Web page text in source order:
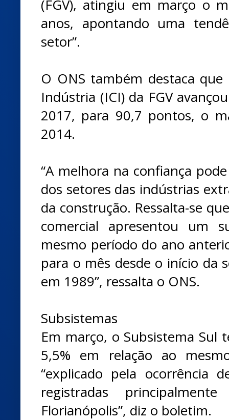
(FGV), atingiu em março o
anos, apontando uma
setor”.
O ONS também destaca
Indústria (ICI) da FGV
2017, para 90,7 pontos, o
2014.
“A melhora na confiança
dos setores das indústrias
da construção. Ressalta-se
comercial apresentou um
mesmo período do ano
para o mês desde o início da
em 1989”, ressalta o ONS.
Subsistemas
Em março, o Subsistema Sul
5,5% em relação ao
“explicado pela ocorrência
registradas
Florianópolis”, diz o boletim.